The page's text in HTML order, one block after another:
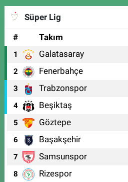
Süper Lig
#
Takım
1 Galatasaray
2 Fenerbahçe
3 Trabzonspor
4 Beşiktaş
5 Göztepe
6 Başakşehir
7 Samsunspor
8 Rizespor